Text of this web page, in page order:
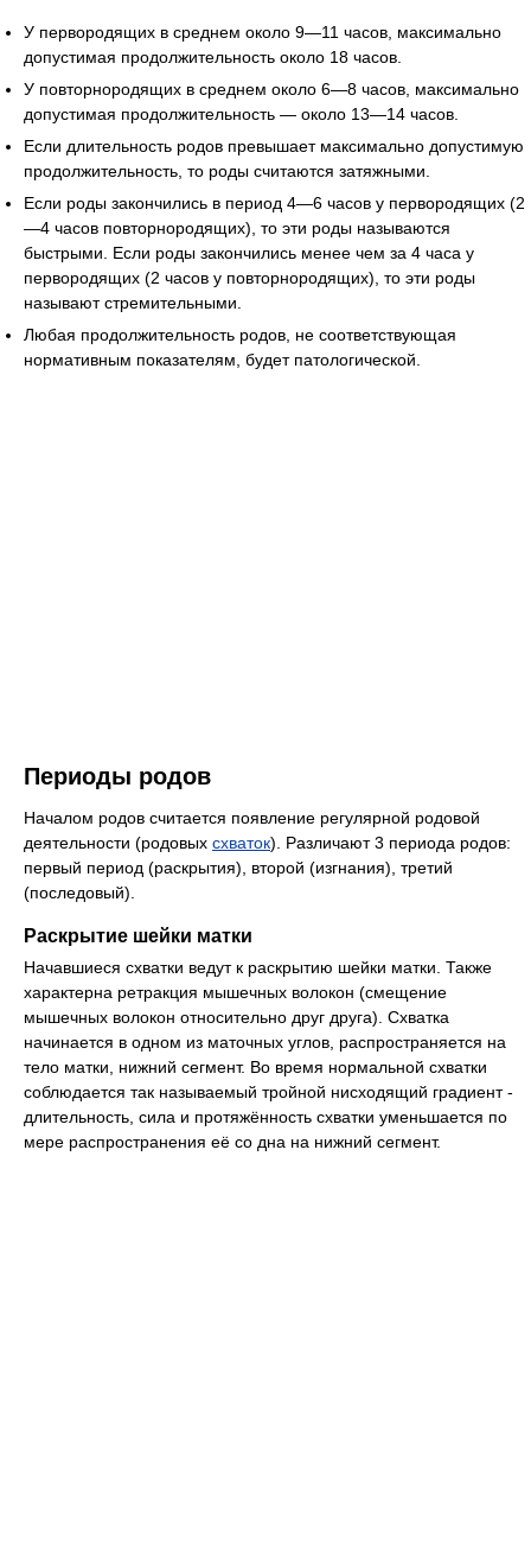
У первородящих в среднем около 9—11 часов, максимально
допустимая продолжительность около 18 часов.
У повторнородящих в среднем около 6—8 часов, максимально
допустимая продолжительность — около 13—14 часов.
Если длительность родов превышает максимально допустимую
продолжительность, то роды считаются затяжными.
Если роды закончились в период 4—6 часов у первородящих (2
—4 часов повторнородящих), то эти роды называются
быстрыми. Если роды закончились менее чем за 4 часа у
первородящих (2 часов у повторнородящих), то эти роды
называют стремительными.
Любая продолжительность родов, не соответствующая
нормативным показателям, будет патологической.
Периоды родов
Началом родов считается появление регулярной родовой
деятельности (родовых схваток). Различают 3 периода родов:
первый период (раскрытия), второй (изгнания), третий
(последовый).
Раскрытие шейки матки
Начавшиеся схватки ведут к раскрытию шейки матки. Также
характерна ретракция мышечных волокон (смещение
мышечных волокон относительно друг друга). Схватка
начинается в одном из маточных углов, распространяется на
тело матки, нижний сегмент. Во время нормальной схватки
соблюдается так называемый тройной нисходящий градиент -
длительность, сила и протяжённость схватки уменьшается по
мере распространения её со дна на нижний сегмент.